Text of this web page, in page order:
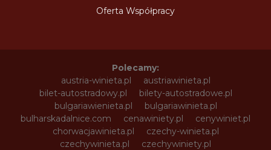
Oferta Współpracy
Polecamy:
austria-winieta.pl
austriawinieta.pl
bilet-autostradowy.pl
bilety-autostradowe.pl
bulgariawienieta.pl
bulgariawinieta.pl
bulharskadalnice.com
cenawiniety.pl
cenywiniet.pl
chorwacjawinieta.pl
czechy-winieta.pl
czechywinieta.pl
czechywiniety.pl